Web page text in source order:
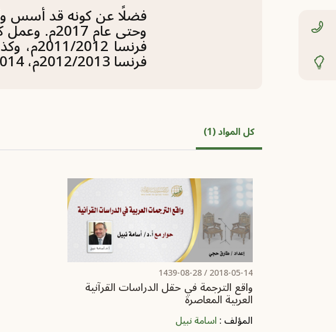
وحتى عام
فرنسا 2012/2013م، 2013/2014م، وبالجامعة الكاثوليكية بباريس من 2013م حتى تاريخه.
كل المواد (1)
2018-05-14
/ 1439-08-28
واقع الترجمة في حقل الدراسات القرآنية
العربية المعاصرة
المؤلف :اسامة نبيل